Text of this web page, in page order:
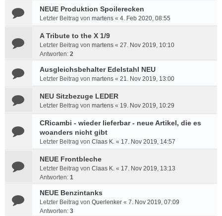
NEUE Produktion Spoilerecken
Letzter Beitrag von martens « 4. Feb 2020, 08:55
A Tribute to the X 1/9
Letzter Beitrag von martens « 27. Nov 2019, 10:10
Antworten: 2
Ausgleichsbehalter Edelstahl NEU
Letzter Beitrag von martens « 21. Nov 2019, 13:00
NEU Sitzbezuge LEDER
Letzter Beitrag von martens « 19. Nov 2019, 10:29
CRicambi - wieder lieferbar - neue Artikel, die es
woanders nicht gibt
Letzter Beitrag von Claas K. « 17. Nov 2019, 14:57
NEUE Frontbleche
Letzter Beitrag von Claas K. « 17. Nov 2019, 13:13
Antworten: 1
NEUE Benzintanks
Letzter Beitrag von Querlenker « 7. Nov 2019, 07:09
Antworten: 3